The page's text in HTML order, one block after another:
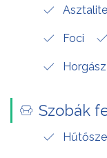
Foci
Szobák